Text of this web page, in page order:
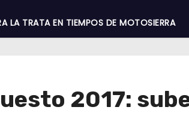
LA TRATA EN TIEMPOS DE MOTOSIERRA
2017: